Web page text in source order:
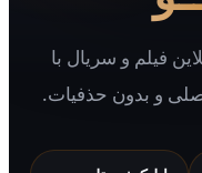
با
حذفیات.